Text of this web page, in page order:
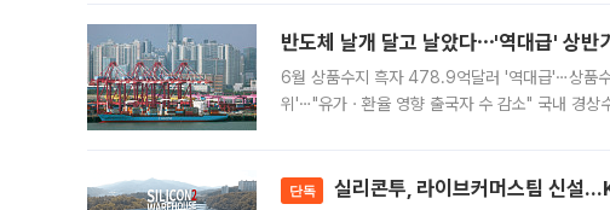
반도체 날개 달고 날았다⋯'역대급' 상
6월 상품수지 흑자 478.9억달러 '역대급'⋯상품
위'⋯"유가ㆍ환율 영향 출국자 수 감소" 국내 경상
단독 실리콘투, 라이브커머스팀 신설